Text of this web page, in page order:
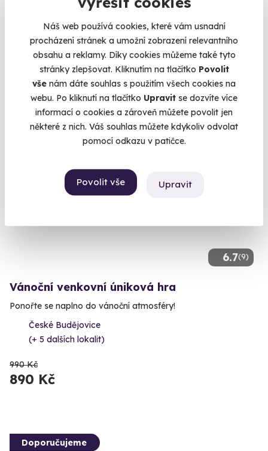
Náš web používá cookies, které vám usnadní
procházení stránek a umožní zobrazení relevantního
obsahu a reklamy. Díky cookies můžeme také tyto
stránky zlepšovat. Kliknutím na tlačítko Povolit
vše nám dáte souhlas s použitím všech cookies na
webu. Po kliknutí na tlačítko Upravit se dozvíte více
informací o cookies a zároveň můžete povolit jen
některé z nich. Váš souhlas můžete kdykoliv odvolat
pomocí odkazu v patičce.
Povolit vše Upravit
Glamping na dvě noci - tiny house u Lipna s
vinotékou
Malý domek pro velký zážitek
Světlík (okres Český Krumlov)
(Český Krumlov)
7 980 Kč
6.7(9)
Volný termín už 07. 08. 2026
Vánoční venkovní úniková hra
Ponořte se naplno do vánoční atmosféry!
České Budějovice
(+ 5 dalších lokalit)
990 Kč
890 Kč
Doporučujeme